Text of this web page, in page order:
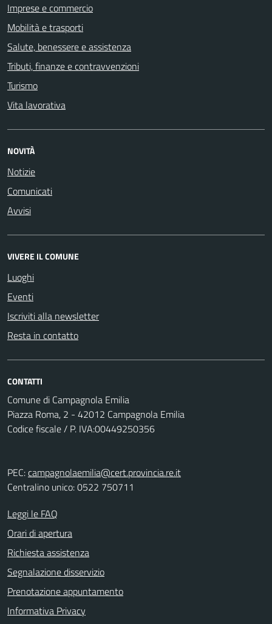
Imprese e commercio
Mobilità e trasporti
Salute, benessere e assistenza
Tributi, finanze e contravvenzioni
Turismo
Vita lavorativa
NOVITÀ
Notizie
Comunicati
Avvisi
VIVERE IL COMUNE
Luoghi
Eventi
Iscriviti alla newsletter
Resta in contatto
CONTATTI
Comune di Campagnola Emilia
Piazza Roma, 2 - 42012 Campagnola Emilia
Codice fiscale / P. IVA:00449250356
PEC:campagnolaemilia@cert.provincia.re.it
Centralino unico: 0522 750711
Leggi le FAQ
Orari di apertura
Richiesta assistenza
Segnalazione disservizio
Prenotazione appuntamento
Informativa Privacy